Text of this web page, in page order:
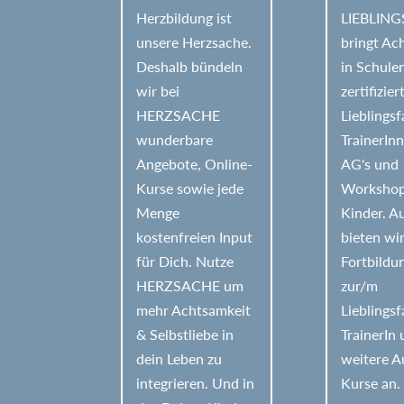
Herzbildung ist
unsere Herzsache.
Deshalb bündeln
wir bei
HERZSACHE
wunderbare
Angebote, Online-
Kurse sowie jede
Menge
kostenfreien Input
für Dich. Nutze
HERZSACHE um
mehr Achtsamkeit
& Selbstliebe in
dein Leben zu
integrieren. Und in
bringt
in
AG's und
Kinder.
bieten wir
zur/m
TrainerIn
weitere
Kurse an.